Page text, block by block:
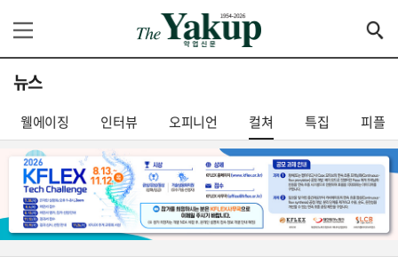
뉴스
웰에이징 인터뷰 오피니언 컬쳐 특집 피플